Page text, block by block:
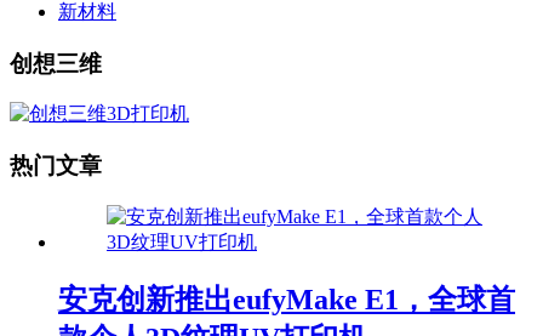
新材料
创想三维
热门文章
安克创新推出eufyMake E1，全球首